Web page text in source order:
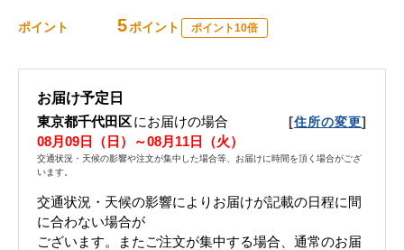
ポイント 5ポイント ポイント10倍
お届け予定日
東京都千代田区にお届けの場合 [住所の変更]
08月09日（日）～08月11日（火）
交通状況・天候の影響や注文が集中した場合等、お届けに時間を頂く場合がござ
います。
交通状況・天候の影響によりお届けが記載の日程に間
に合わない場合が
ございます。 またご注文が集中する場合、通常のお届